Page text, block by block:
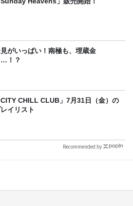
がいっぱい！南極も、埋蔵金
…！？
CITY CHILL CLUB」7月31日（金）の
イリスト
Recommended by